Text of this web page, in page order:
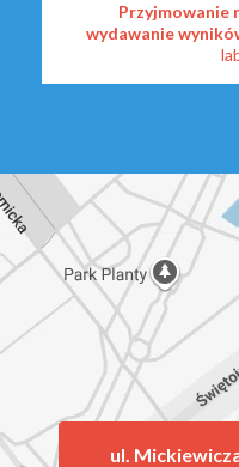
Przyjmowanie
wydawanie
ul.